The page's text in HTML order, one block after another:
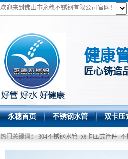
欢迎来到佛山市永穗不锈钢有限公司官网！
健康
匠心铸造
永穗首页 不锈钢水管 双卡压
热门关键词： 304不锈钢水管 双卡压式管件 不